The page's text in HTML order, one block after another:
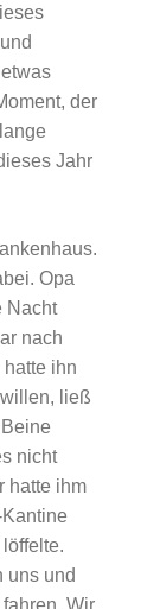
der
Jahr
Opa
Nacht
nach
ihn
ließ
nicht
hatte ihm
uns und
Wir